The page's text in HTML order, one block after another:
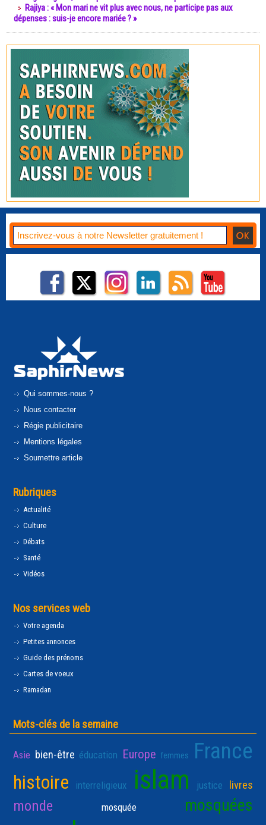
Rajiya : « Mon mari ne vit plus avec nous, ne participe pas aux
dépenses : suis-je encore mariée ? »
Qui sommes-nous ?
Nous contacter
Régie publicitaire
Mentions légales
Soumettre article
Rubriques
Actualité
Culture
Débats
Santé
Vidéos
Nos services web
Votre agenda
Petites annonces
Guide des prénoms
Cartes de voeux
Ramadan
Mots-clés de la semaine
Asie bien-être éducation Europe femmes France
histoire interreligieux islam justice livres
monde mosquée mosquées